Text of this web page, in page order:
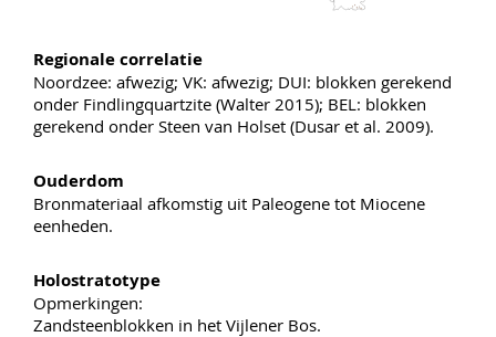
Regionale correlatie
Noordzee: afwezig; VK: afwezig; DUI: blokken gerekend
onder Findlingquartzite (Walter 2015); BEL: blokken
gerekend onder Steen van Holset (Dusar et al. 2009).
Ouderdom
Bronmateriaal afkomstig uit Paleogene tot Miocene
eenheden.
Holostratotype
Opmerkingen:
Zandsteenblokken in het Vijlener Bos.